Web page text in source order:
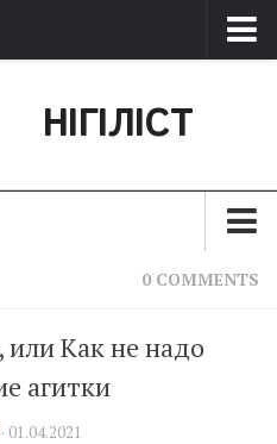
НІГІЛІСТ
0 COMMENTS
Как не надо
агитки
· 01.04.2021